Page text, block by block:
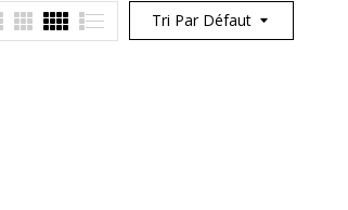
Tri Par Défaut